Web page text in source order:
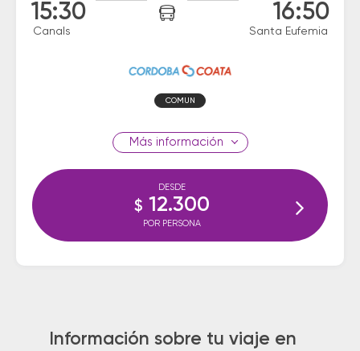
15:30
Canals
16:50
Santa Eufemia
COMUN
información
DESDE
$ 12.300
POR PERSONA
Información sobre tu viaje en